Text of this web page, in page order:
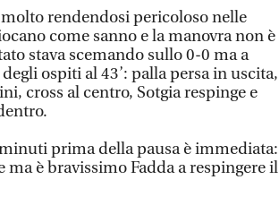
rendendosi pericoloso nelle
come sanno e la manovra non è
stava scemando sullo 0-0 ma a
ospiti al 43’: palla persa in uscita,
cross al centro, Sotgia respinge e
prima della pausa è immediata:
è bravissimo Fadda a respingere il